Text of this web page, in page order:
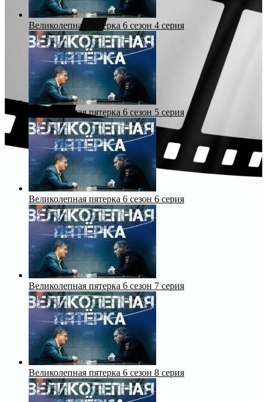
Великолепная пятерка 6 сезон 4 серия
Великолепная пятерка 6 сезон 5 серия
Великолепная пятерка 6 сезон 6 серия
Великолепная пятерка 6 сезон 7 серия
Великолепная пятерка 6 сезон 8 серия